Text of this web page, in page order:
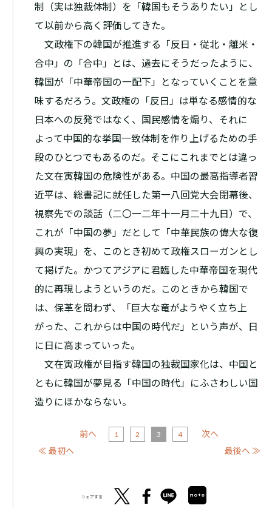
制（実は独裁体制）を「韓国もそうありたい」とし
て以前から高く評価してきた。
文政権下の韓国が推進する「反日・従北・離米・
合中」の「合中」とは、過去にそうだったように、
韓国が「中華帝国の一配下」となっていくことを意
味するだろう。文政権の「反日」は単なる感情的な
日本への反発ではなく、国民感情を煽り、それに
よって中国的な挙国一致体制を作り上げるための手
段のひとつでもあるのだ。そこにこれまでとは違っ
た文在寅韓国の危険性がある。中国の最高指導者習
近平は、総書記に就任した第一八回党大会閉幕後、
視察先での談話（二〇一二年十一月二十九日）で、
これが「中国の夢」だとして「中華民族の偉大な復
興の実現」を、このとき初めて政権スローガンとし
て掲げた。かつてアジアに君臨した中華帝国を現代
的に再現しようというのだ。このときから韓国で
は、保革を問わず、「巨大な竜がようやく立ち上
がった、これからは中国の時代だ」という声が、日
に日に高まっていった。
文在寅政権が目指す韓国の独裁国家化は、中国と
ともに韓国が夢見る「中国の時代」にふさわしい国
造りにほかならない。
≪ 最初へ
前へ 1 2 3 4
次へ
最後へ ≫
シェアする